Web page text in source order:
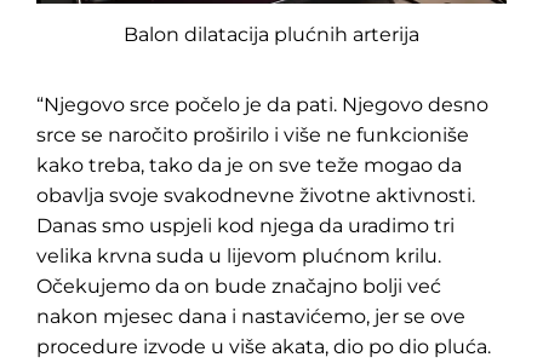
Pretraga
za:
Balon dilatacija plućnih arterija
“Njegovo srce počelo je da pati. Njegovo desno
srce se naročito proširilo i više ne funkcioniše
kako treba, tako da je on sve teže mogao da
obavlja svoje svakodnevne životne aktivnosti.
Danas smo uspjeli kod njega da uradimo tri
velika krvna suda u lijevom plućnom krilu.
Očekujemo da on bude značajno bolji već
nakon mjesec dana i nastavićemo, jer se ove
procedure izvode u više akata, dio po dio pluća.